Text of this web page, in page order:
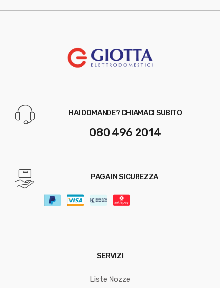
HAI DOMANDE? CHIAMACI SUBITO
080 496 2014
PAGA IN SICUREZZA
SERVIZI
Liste Nozze